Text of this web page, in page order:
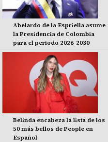
Abelardo de la Espriella asume
la Presidencia de Colombia
para el periodo 2026-2030
Belinda encabeza la lista de los
50 más bellos de People en
Español